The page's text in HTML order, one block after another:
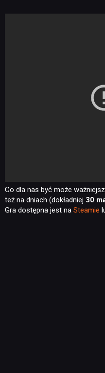
Co dla nas być może
też na dniach (dokładniej 30
Gra dostępna jest na Steamie